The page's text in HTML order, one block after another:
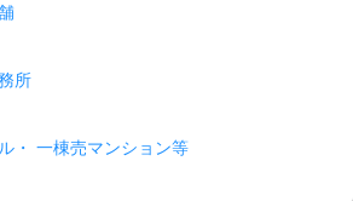
所
・ 一棟売マンション等